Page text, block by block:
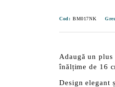
Cod: BM017NK
Adaugă un
înălțime de 16
Design elegant